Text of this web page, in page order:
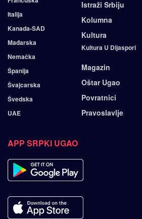
Italija
Kanada-SAD
Mađarska
Nemačka
Španija
Švajcarska
Švedska
UAE
Istraži Srbiju
Kolumna
Kultura
Kultura U Dijaspori
Magazin
Oštar Ugao
Povratnici
Pravoslavlje
APP SRPKI UGAO